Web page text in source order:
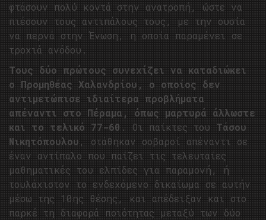
φτάσουν πολύ κοντά στην ανατροπή, ώστε να
πιέσουν τους αντιπάλους τους, με την ουσία
να περνά στην Ένωση, η οποία παραμένει σε
τροχιά ανόδου.
Τους δύο πρώτους συνεχίζει να καταδιώκει
ο Προμηθέας Χαλανδρίου, ο οποίος δεν
αντιμετώπισε ιδιαίτερα προβλήματα
απέναντι στο Πέραμα, όπως μαρτυρά άλλωστε
και το τελικό 77-60 . Οι παίκτες του Τάσου
Νικητόπουλου , στάθηκαν σοβαροί απέναντι σε
έναν αντίπαλο που παίζει τις τελευταίες
μαθηματικές του ελπίδες για παραμονή, ή
τουλάχιστον το ενδεχόμενο δικαίωμα σε αυτήν
μέσω της 10ης θέσης, και απέδειξαν και στο
παρκέ τη διαφορά ποιότητας μεταξύ των δύο